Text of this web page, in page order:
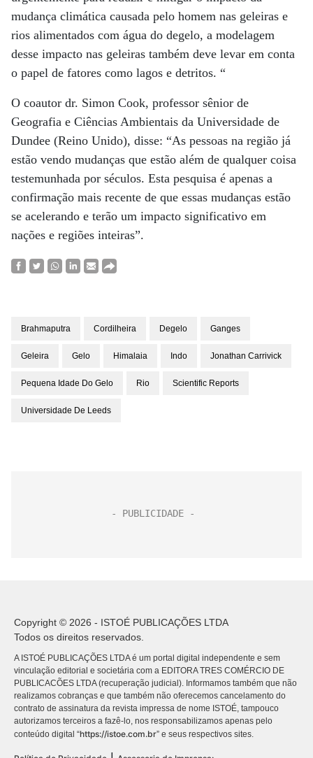
mudança climática causada pelo homem nas geleiras e
rios alimentados com água do degelo, a modelagem
desse impacto nas geleiras também deve levar em conta
o papel de fatores como lagos e detritos. “
O coautor dr. Simon Cook, professor sênior de
Geografia e Ciências Ambientais da Universidade de
Dundee (Reino Unido), disse: “As pessoas na região já
estão vendo mudanças que estão além de qualquer coisa
testemunhada por séculos. Esta pesquisa é apenas a
confirmação mais recente de que essas mudanças estão
se acelerando e terão um impacto significativo em
nações e regiões inteiras”.
Brahmaputra Cordilheira Degelo Ganges
Geleira Gelo Himalaia Indo Jonathan Carrivick
Pequena Idade Do Gelo Rio Scientific Reports
Universidade De Leeds
Copyright © 2026 - ISTOÉ PUBLICAÇÕES LTDA
Todos os direitos reservados.
A ISTOÉ PUBLICAÇÕES LTDA é um portal digital independente e sem
vinculação editorial e societária com a EDITORA TRES COMÉRCIO DE
PUBLICACÕES LTDA (recuperação judicial). Informamos também que não
realizamos cobranças e que também não oferecemos cancelamento do
contrato de assinatura da revista impressa de nome ISTOÉ, tampouco
autorizamos terceiros a fazê-lo, nos responsabilizamos apenas pelo
conteúdo digital “https://istoe.com.br” e seus respectivos sites.